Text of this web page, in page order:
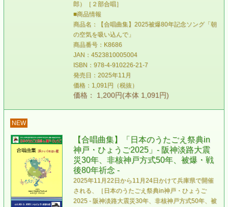
郎）［２部合唱］
■商品情報
商品名：【合唱曲集】2025被爆80年記念ソング「朝
の空気を吸い込んで」
商品番号：K8686
JAN：4523810005004
ISBN：978-4-910226-21-7
発売日：2025年11月
価格：1,091円（税抜）
価格： 1,200円(本体 1,091円)
NEW
【合唱曲集】「日本のうたごえ祭典in
神戸・ひょうご2025」- 阪神淡路大震
災30年、非核神戸方式50年、被爆・戦
後80年祈念 -
2025年11月22日から11月24日かけて兵庫県で開催
される、［日本のうたごえ祭典in神戸・ひょうご
2025 - 阪神淡路大震災30年、非核神戸方式50年、被